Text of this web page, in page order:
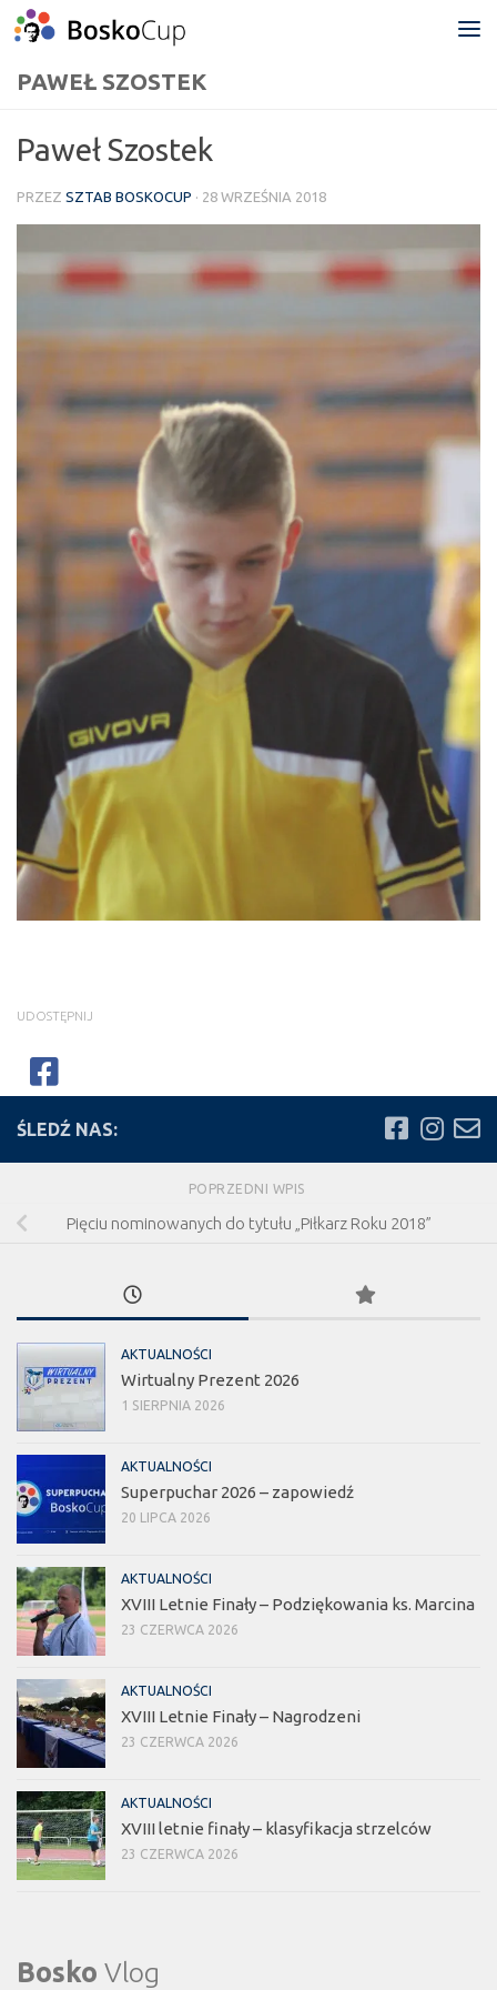
Przejdź do treści
PAWEŁ SZOSTEK
Paweł Szostek
PRZEZ SZTAB BOSKOCUP · 28 WRZEŚNIA 2018
UDOSTĘPNIJ
ŚLEDŹ NAS:
POPRZEDNI WPIS
Pięciu nominowanych do tytułu „Piłkarz Roku 2018”
AKTUALNOŚCI
Wirtualny Prezent 2026
1 SIERPNIA 2026
AKTUALNOŚCI
Superpuchar 2026 – zapowiedź
20 LIPCA 2026
AKTUALNOŚCI
XVIII Letnie Finały – Podziękowania ks. Marcina
23 CZERWCA 2026
AKTUALNOŚCI
XVIII Letnie Finały – Nagrodzeni
23 CZERWCA 2026
AKTUALNOŚCI
XVIII letnie finały – klasyfikacja strzelców
23 CZERWCA 2026
Bosko Vlog